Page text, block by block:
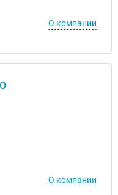
О компании
О компании